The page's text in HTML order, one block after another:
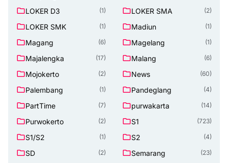
LOKER D3 (1) LOKER SMA (2)
LOKER SMK (1) Madiun (1)
Magang (6) Magelang (1)
Majalengka (17) Malang (6)
Mojokerto (2) News (60)
Palembang (1) Pandeglang (4)
PartTime (7) purwakarta (14)
Purwokerto (2) S1 (723)
S1/S2 (1) S2 (4)
SD (2) Semarang (23)